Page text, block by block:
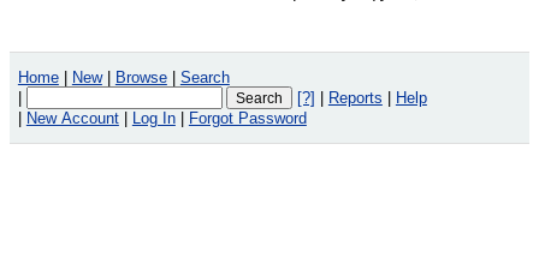
Home New Browse
Search
[?] Reports
Help
New Account Log In Forgot Password